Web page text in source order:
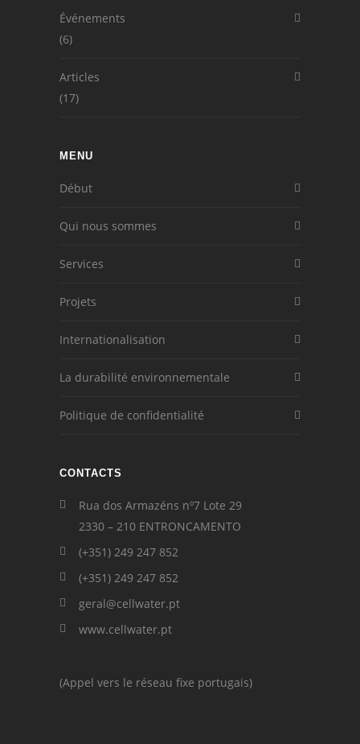
Événements
(6)
Articles
(17)
MENU
Début
Qui nous sommes
Services
Projets
Internationalisation
La durabilité environnementale
Politique de confidentialité
CONTACTS
Rua dos Armazéns nº7 Lote 29
2330 – 210 ENTRONCAMENTO
(+351) 249 247 852
(+351) 249 247 852
geral@cellwater.pt
www.cellwater.pt
(Appel vers le réseau fixe portugais)